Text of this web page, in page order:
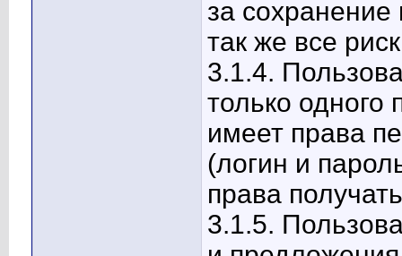
за сохранение
так же все
3.1.4.
только одного
имеет права
(логин и
права
3.1.5.